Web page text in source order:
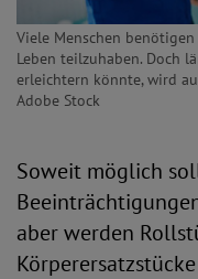
Viele Menschen
Leben teilzuhaben. Doch
erleichtern könnte, wird
Adobe Stock
Soweit möglich
aber werden